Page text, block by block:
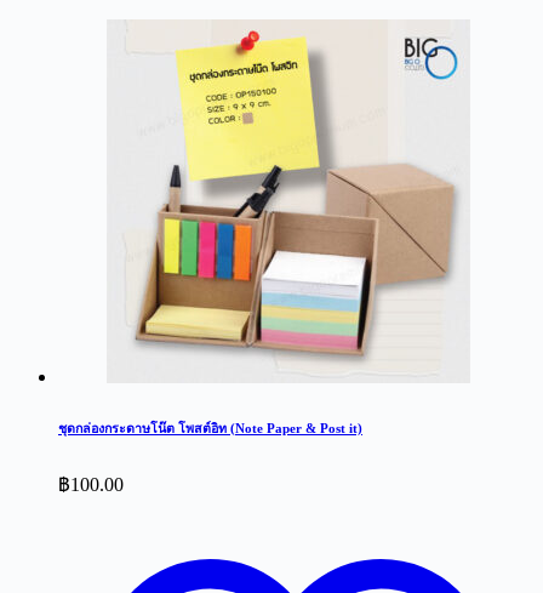
ชุดกล่องกระดาษโน๊ต โพสต์อิท (Note Paper & Post it)
฿100.00